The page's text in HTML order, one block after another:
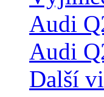
Audi
Další